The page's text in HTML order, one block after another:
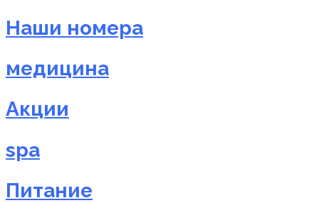
Наши номера
медицина
Акции
spa
Питание